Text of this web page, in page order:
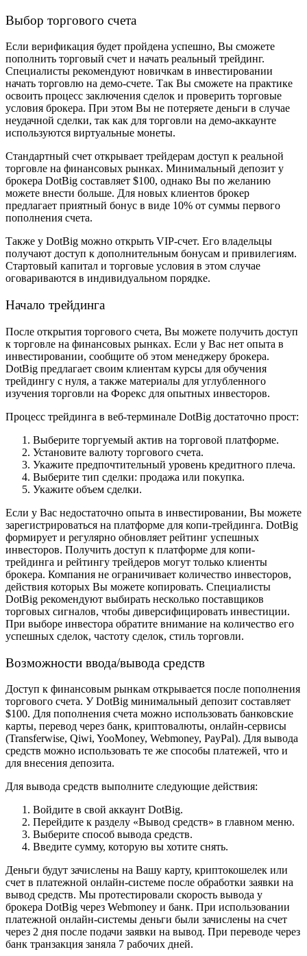
Выбор торгового счета
Если верификация будет пройдена успешно, Вы сможете
пополнить торговый счет и начать реальный трейдинг.
Специалисты рекомендуют новичкам в инвестировании
начать торговлю на демо-счете. Так Вы сможете на практике
освоить процесс заключения сделок и проверить торговые
условия брокера. При этом Вы не потеряете деньги в случае
неудачной сделки, так как для торговли на демо-аккаунте
используются виртуальные монеты.
Стандартный счет открывает трейдерам доступ к реальной
торговле на финансовых рынках. Минимальный депозит у
брокера DotBig составляет $100, однако Вы по желанию
можете внести больше. Для новых клиентов брокер
предлагает приятный бонус в виде 10% от суммы первого
пополнения счета.
Также у DotBig можно открыть VIP-счет. Его владельцы
получают доступ к дополнительным бонусам и привилегиям.
Стартовый капитал и торговые условия в этом случае
оговариваются в индивидуальном порядке.
Начало трейдинга
После открытия торгового счета, Вы можете получить доступ
к торговле на финансовых рынках. Если у Вас нет опыта в
инвестировании, сообщите об этом менеджеру брокера.
DotBig предлагает своим клиентам курсы для обучения
трейдингу с нуля, а также материалы для углубленного
изучения торговли на Форекс для опытных инвесторов.
Процесс трейдинга в веб-терминале DotBig достаточно прост:
Выберите торгуемый актив на торговой платформе.
Установите валюту торгового счета.
Укажите предпочтительный уровень кредитного плеча.
Выберите тип сделки: продажа или покупка.
Укажите объем сделки.
Если у Вас недостаточно опыта в инвестировании, Вы можете
зарегистрироваться на платформе для копи-трейдинга. DotBig
формирует и регулярно обновляет рейтинг успешных
инвесторов. Получить доступ к платформе для копи-
трейдинга и рейтингу трейдеров могут только клиенты
брокера. Компания не ограничивает количество инвесторов,
действия которых Вы можете копировать. Специалисты
DotBig рекомендуют выбирать несколько поставщиков
торговых сигналов, чтобы диверсифицировать инвестиции.
При выборе инвестора обратите внимание на количество его
успешных сделок, частоту сделок, стиль торговли.
Возможности ввода/вывода средств
Доступ к финансовым рынкам открывается после пополнения
торгового счета. У DotBig минимальный депозит составляет
$100. Для пополнения счета можно использовать банковские
карты, перевод через банк, криптовалюты, онлайн-сервисы
(Transferwise, Qiwi, YooMoney, Webmoney, PayPal). Для вывода
средств можно использовать те же способы платежей, что и
для внесения депозита.
Для вывода средств выполните следующие действия:
Войдите в свой аккаунт DotBig.
Перейдите к разделу «Вывод средств» в главном меню.
Выберите способ вывода средств.
Введите сумму, которую вы хотите снять.
Деньги будут зачислены на Вашу карту, криптокошелек или
счет в платежной онлайн-системе после обработки заявки на
вывод средств. Мы протестировали скорость вывода у
брокера DotBig через Webmoney и банк. При использовании
платежной онлайн-системы деньги были зачислены на счет
через 2 дня после подачи заявки на вывод. При переводе через
банк транзакция заняла 7 рабочих дней.